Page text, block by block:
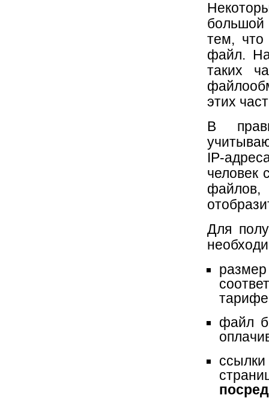
большой
тем, что
файл.
таких
этих
В
IP-
человек
файлов,
Для
файл